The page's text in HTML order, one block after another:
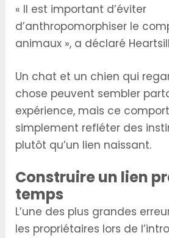
« Il est important d’éviter
d’anthropomorphiser le
animaux », a déclaré
Un chat et un chien qui
chose peuvent sembler
expérience, mais ce
simplement refléter des
plutôt qu’un lien naissant.
Construire un lien
temps
L’une des plus grandes
les propriétaires lors de